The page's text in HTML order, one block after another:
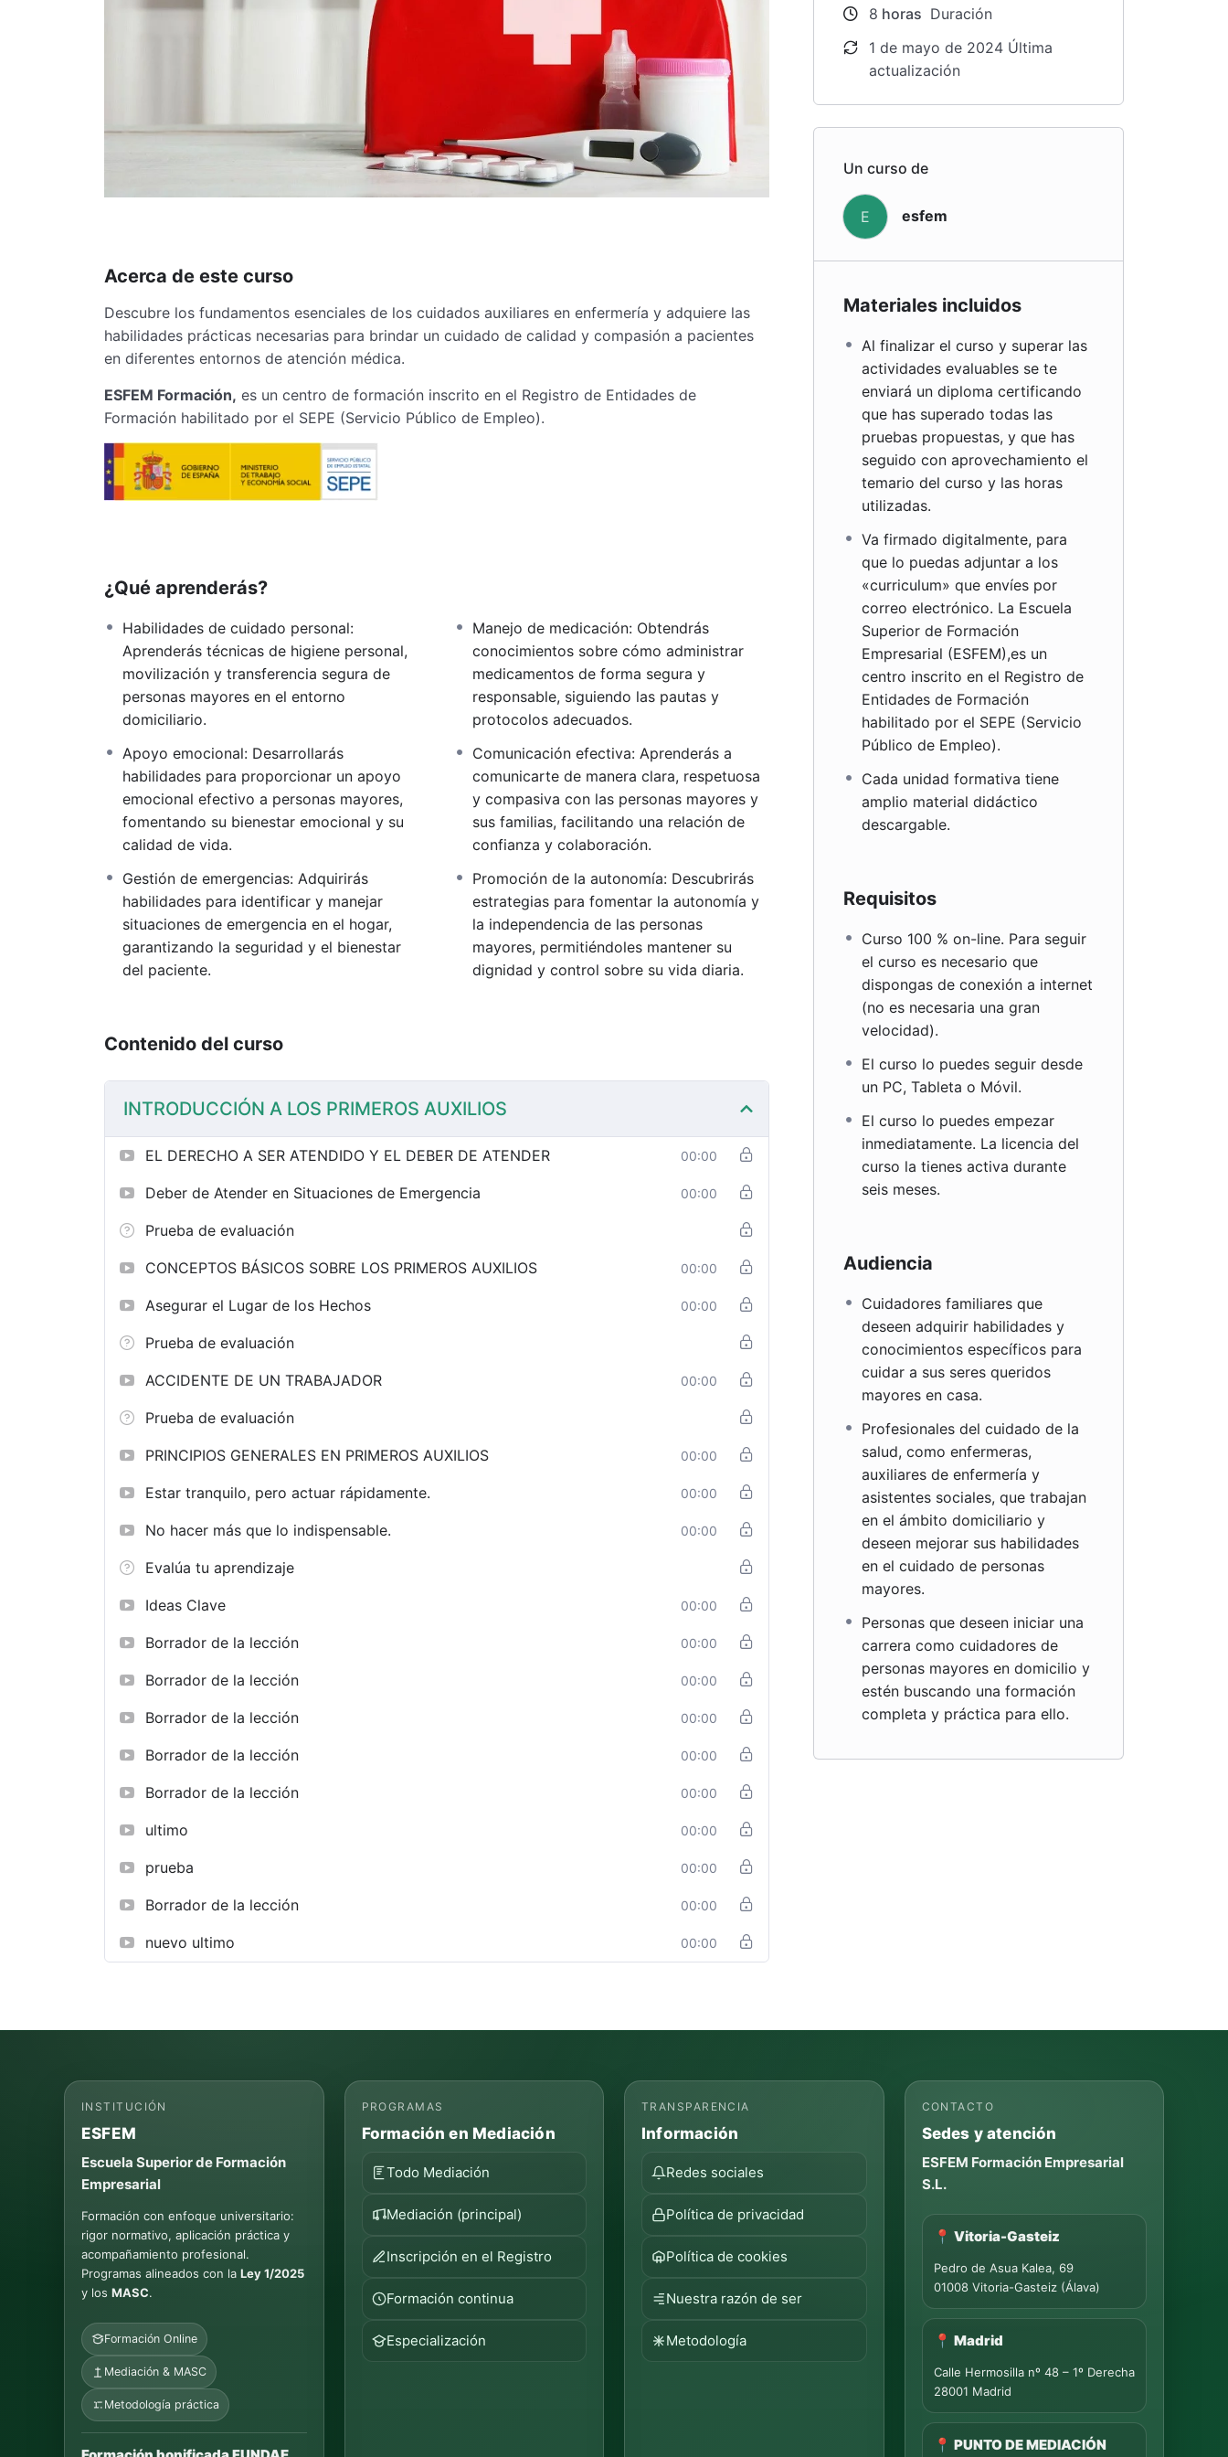
Acerca de este curso
Descubre los fundamentos esenciales de los cuidados auxiliares en enfermería y adquiere las
habilidades prácticas necesarias para brindar un cuidado de calidad y compasión a pacientes
en diferentes entornos de atención médica.
ESFEM Formación, es un centro de formación inscrito en el Registro de Entidades de
Formación habilitado por el SEPE (Servicio Público de Empleo).
¿Qué aprenderás?
Habilidades de cuidado personal:
Aprenderás técnicas de higiene personal,
movilización y transferencia segura de
personas mayores en el entorno
domiciliario.
Manejo de medicación: Obtendrás
conocimientos sobre cómo administrar
medicamentos de forma segura y
responsable, siguiendo las pautas y
protocolos adecuados.
Apoyo emocional: Desarrollarás
habilidades para proporcionar un apoyo
emocional efectivo a personas mayores,
fomentando su bienestar emocional y su
calidad de vida.
Comunicación efectiva: Aprenderás a
comunicarte de manera clara, respetuosa
y compasiva con las personas mayores y
sus familias, facilitando una relación de
confianza y colaboración.
Gestión de emergencias: Adquirirás
habilidades para identificar y manejar
situaciones de emergencia en el hogar,
garantizando la seguridad y el bienestar
del paciente.
Promoción de la autonomía: Descubrirás
estrategias para fomentar la autonomía y
la independencia de las personas
mayores, permitiéndoles mantener su
dignidad y control sobre su vida diaria.
Contenido del curso
INTRODUCCIÓN A LOS PRIMEROS AUXILIOS
EL DERECHO A SER ATENDIDO Y EL DEBER DE ATENDER 00:00
Deber de Atender en Situaciones de Emergencia 00:00
Prueba de evaluación
CONCEPTOS BÁSICOS SOBRE LOS PRIMEROS AUXILIOS 00:00
Asegurar el Lugar de los Hechos 00:00
Prueba de evaluación
ACCIDENTE DE UN TRABAJADOR 00:00
Prueba de evaluación
PRINCIPIOS GENERALES EN PRIMEROS AUXILIOS 00:00
Estar tranquilo, pero actuar rápidamente. 00:00
No hacer más que lo indispensable. 00:00
Evalúa tu aprendizaje
Ideas Clave 00:00
Borrador de la lección 00:00
Borrador de la lección 00:00
Borrador de la lección 00:00
Borrador de la lección 00:00
Borrador de la lección 00:00
ultimo 00:00
prueba 00:00
Borrador de la lección 00:00
nuevo ultimo 00:00
8 horas Duración
1 de mayo de 2024 Última
actualización
Un curso de
E esfem
Materiales incluidos
Al finalizar el curso y superar las
actividades evaluables se te
enviará un diploma certificando
que has superado todas las
pruebas propuestas, y que has
seguido con aprovechamiento el
temario del curso y las horas
utilizadas.
Va firmado digitalmente, para
que lo puedas adjuntar a los
«curriculum» que envíes por
correo electrónico. La Escuela
Superior de Formación
Empresarial (ESFEM),es un
centro inscrito en el Registro de
Entidades de Formación
habilitado por el SEPE (Servicio
Público de Empleo).
Cada unidad formativa tiene
amplio material didáctico
descargable.
Requisitos
Curso 100 % on-line. Para seguir
el curso es necesario que
dispongas de conexión a internet
(no es necesaria una gran
velocidad).
El curso lo puedes seguir desde
un PC, Tableta o Móvil.
El curso lo puedes empezar
inmediatamente. La licencia del
curso la tienes activa durante
seis meses.
Audiencia
Cuidadores familiares que
deseen adquirir habilidades y
conocimientos específicos para
cuidar a sus seres queridos
mayores en casa.
Profesionales del cuidado de la
salud, como enfermeras,
auxiliares de enfermería y
asistentes sociales, que trabajan
en el ámbito domiciliario y
deseen mejorar sus habilidades
en el cuidado de personas
mayores.
Personas que deseen iniciar una
carrera como cuidadores de
personas mayores en domicilio y
estén buscando una formación
completa y práctica para ello.
INSTITUCIÓN
ESFEM
Escuela Superior de Formación
Empresarial
Formación con enfoque universitario:
rigor normativo, aplicación práctica y
acompañamiento profesional.
Programas alineados con la Ley 1/2025
y los MASC.
Formación Online
Mediación & MASC
Metodología práctica
PROGRAMAS
Formación en Mediación
Todo Mediación
Mediación (principal)
Inscripción en el Registro
Formación continua
Especialización
TRANSPARENCIA
Información
Redes sociales
Política de privacidad
Política de cookies
Nuestra razón de ser
Metodología
CONTACTO
Sedes y atención
ESFEM Formación Empresarial
S.L.
📍 Vitoria-Gasteiz
Pedro de Asua Kalea, 69
01008 Vitoria-Gasteiz (Álava)
📍 Madrid
Calle Hermosilla nº 48 – 1º Derecha
28001 Madrid
📍 PUNTO DE MEDIACIÓN